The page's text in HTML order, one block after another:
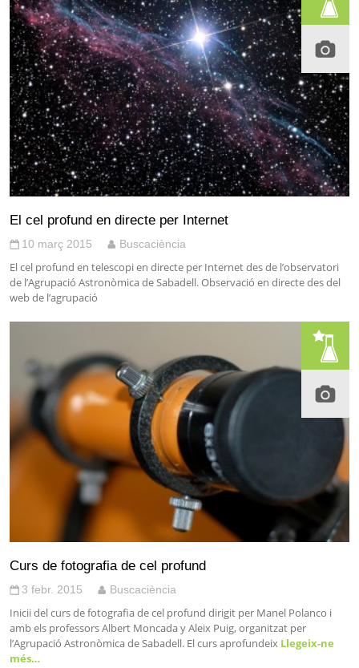
El cel profund en directe per Internet
10 març 2015 Buscaciència
El cel profund en telescopi en directe per Internet des de l’observatori
de l’Agrupació Astronòmica de Sabadell. Observació en directe des del
web de l’agrupació
Curs de fotografia de cel profund
3 febr. 2015 Buscaciència
Inicii del curs de fotografia de cel profund dirigit per Manel Polanco i
amb els professors Albert Moncada y Aleix Puig, organitzat per
l’Agrupació Astronòmica de Sabadell. El curs aprofundeix Llegeix-ne
més…